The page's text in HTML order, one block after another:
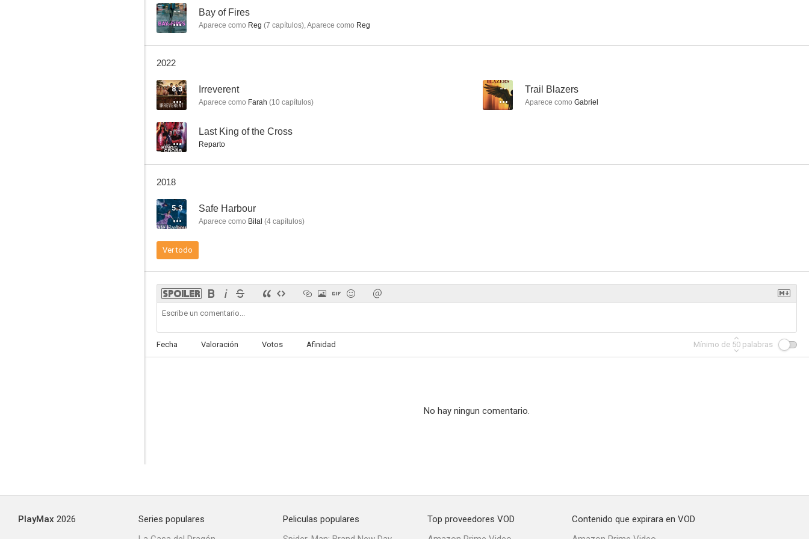
-- Bay of Fires
Aparece como Reg (7 capítulos),Aparece como Reg
2022
8.3 Irreverent
Aparece como Farah (10 capítulos)
-- Trail Blazers
Aparece como Gabriel
-- Last King of the Cross
Reparto
2018
5.3 Safe Harbour
Aparece como Bilal (4 capítulos)
Ver todo
Fecha Valoración Votos Afinidad Mínimo de 50 palabras
No hay ningun comentario.
PlayMax 2026
Series populares
Peliculas populares
Top proveedores VOD
Contenido que expirara en VOD